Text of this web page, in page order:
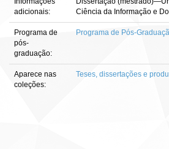
adicionais:
Ciência da Informação e
Programa de
pós-
graduação:
Programa de Pós-
Aparece nas
coleções:
Teses, dissertações e